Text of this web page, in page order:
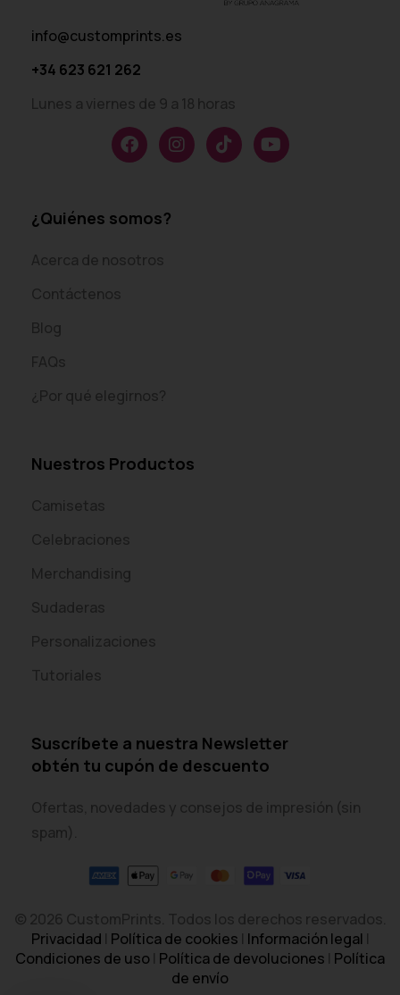
info@customprints.es
+34 623 621 262
Lunes a viernes de 9 a 18 horas
¿Quiénes somos?
Acerca de nosotros
Contáctenos
Blog
FAQs
¿Por qué elegirnos?
Nuestros Productos
Camisetas
Celebraciones
Merchandising
Sudaderas
Personalizaciones
Tutoriales
Suscríbete a nuestra Newsletter
obtén tu cupón de descuento
Ofertas, novedades y consejos de impresión (sin
spam).
© 2026 CustomPrints. Todos los derechos reservados.
Privacidad | Política de cookies | Información legal |
Condiciones de uso| Política de devoluciones | Política
de envío